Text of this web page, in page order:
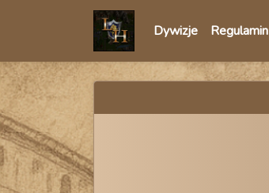
Dywizje Regulamin